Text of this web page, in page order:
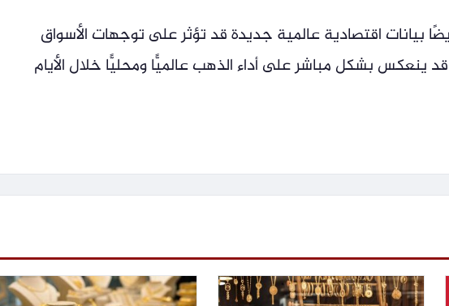
بيانات اقتصادية عالمية جديدة قد تؤثر على توجهات الأسواق
قد ينعكس بشكل مباشر على أداء الذهب عالميًّا ومحليًّا خلال الأيام